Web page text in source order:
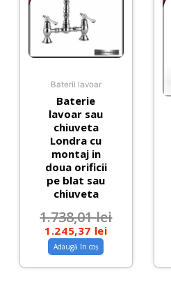
Baterii lavoar
Baterie
lavoar sau
chiuveta
Londra cu
montaj in
doua orificii
pe blat sau
chiuveta
1.738,01lei
1.245,37 lei
Adaugă în coș